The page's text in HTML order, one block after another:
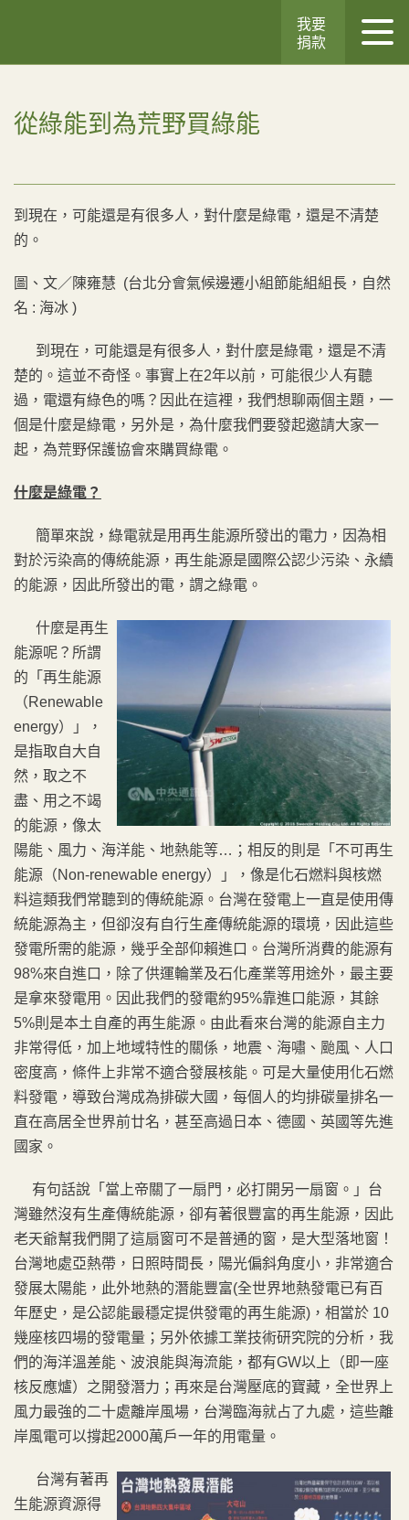
我要
捐款
從綠能到為荒野買綠能
到現在，可能還是有很多人，對什麼是綠電，還是不清楚
的。
圖、文／陳雍慧 (台北分會氣候邊遷小組節能組組長，自然
名 : 海冰 )
到現在，可能還是有很多人，對什麼是綠電，還是不清
楚的。這並不奇怪。事實上在2年以前，可能很少人有聽
過，電還有綠色的嗎？因此在這裡，我們想聊兩個主題，一
個是什麼是綠電，另外是，為什麼我們要發起邀請大家一
起，為荒野保護協會來購買綠電。
什麼是綠電？
簡單來說，綠電就是用再生能源所發出的電力，因為相
對於污染高的傳統能源，再生能源是國際公認少污染、永續
的能源，因此所發出的電，謂之綠電。
什麼是再生
能源呢？所謂
的「再生能源
（Renewable
energy）」，
是指取自大自
然，取之不
盡、用之不竭
的能源，像太
陽能、風力、海洋能、地熱能等…；相反的則是「不可再生
能源（Non-renewable energy）」，像是化石燃料與核燃
料這類我們常聽到的傳統能源。台灣在發電上一直是使用傳
統能源為主，但卻沒有自行生產傳統能源的環境，因此這些
發電所需的能源，幾乎全部仰賴進口。台灣所消費的能源有
98%來自進口，除了供運輪業及石化產業等用途外，最主要
是拿來發電用。因此我們的發電約95%靠進口能源，其餘
5%則是本土自產的再生能源。由此看來台灣的能源自主力
非常得低，加上地域特性的關係，地震、海嘯、颱風、人口
密度高，條件上非常不適合發展核能。可是大量使用化石燃
料發電，導致台灣成為排碳大國，每個人的均排碳量排名一
直在高居全世界前廿名，甚至高過日本、德國、英國等先進
國家。
有句話說「當上帝關了一扇門，必打開另一扇窗。」台
灣雖然沒有生產傳統能源，卻有著很豐富的再生能源，因此
老天爺幫我們開了這扇窗可不是普通的窗，是大型落地窗！
台灣地處亞熱帶，日照時間長，陽光偏斜角度小，非常適合
發展太陽能，此外地熱的潛能豐富(全世界地熱發電已有百
年歷史，是公認能最穩定提供發電的再生能源)，相當於 10
幾座核四場的發電量；另外依據工業技術研究院的分析，我
們的海洋溫差能、波浪能與海流能，都有GW以上（即一座
核反應爐）之開發潛力；再來是台灣壓底的寶藏，全世界上
風力最強的二十處離岸風場，台灣臨海就占了九處，這些離
岸風電可以撐起2000萬戶一年的用電量。
台灣有著再
生能源資源得